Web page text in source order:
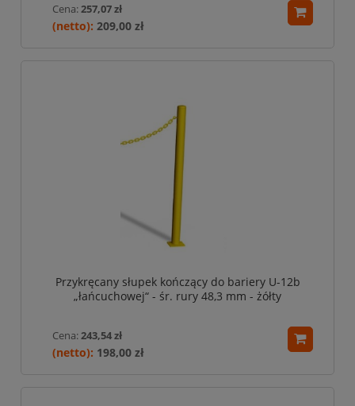
Cena: 257,07 zł
209,00 zł
Przykręcany słupek kończący do bariery U-12b
„łańcuchowej“ - śr. rury 48,3 mm - żółty
Cena: 243,54 zł
198,00 zł